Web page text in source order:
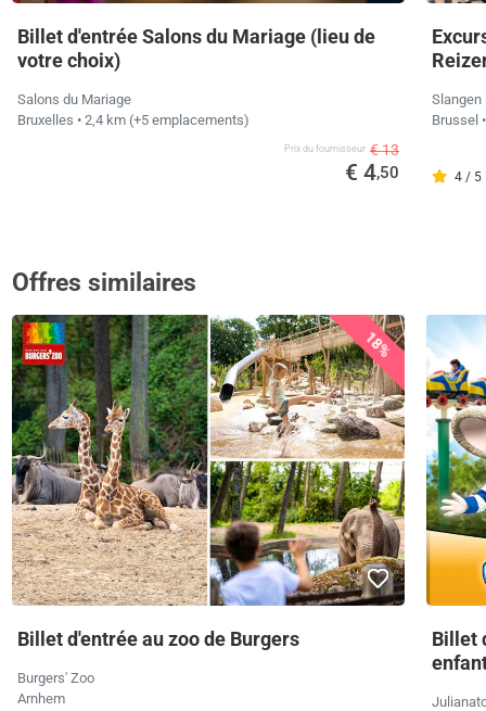
Billet d'entrée Salons du Mariage (lieu de
votre choix)
Salons du Mariage
Bruxelles • 2,4 km (+5 emplacements)
Prix ​​du fournisseur € 13
€ 4,50
Slangen
Brussel
4 / 5
Offres similaires
18%
Billet d'entrée au zoo de Burgers
Burgers' Zoo
Arnhem
Billet